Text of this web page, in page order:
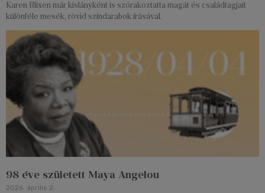
Karen Blixen már kislányként is szórakoztatta magát és családtagjait
különféle mesék, rövid színdarabok írásával.
98 éve született Maya Angelou
2026. április 2.